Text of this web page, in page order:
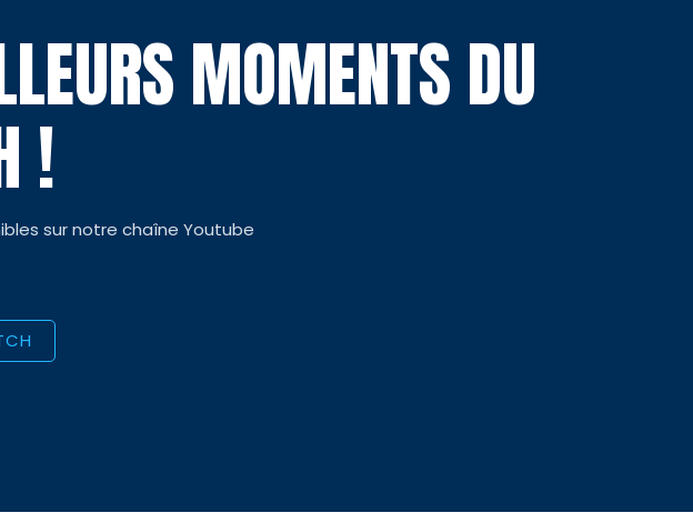
MOMENTS DU
!
sur notre chaîne Youtube